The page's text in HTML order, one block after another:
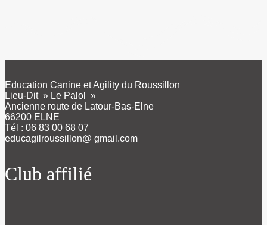
Education Canine et Agility du Roussillon
Lieu-Dit » Le Palol »
Ancienne route de Latour-Bas-Elne
66200 ELNE
Tél : 06 83 00 68 07
educagilroussillon@ gmail.com
Club affilié